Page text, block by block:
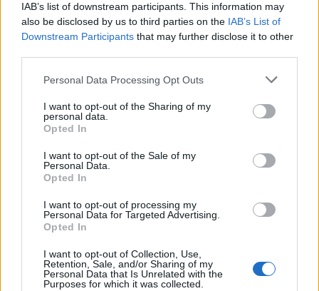
IAB’s list of downstream participants. This information may
also be disclosed by us to third parties on the IAB’s List of
Downstream Participants that may further disclose it to other
Personal Data Processing Opt Outs
I want to opt-out of the Sharing of my
personal data.
Opted In
I want to opt-out of the Sale of my
Personal Data.
Opted In
I want to opt-out of processing my
Personal Data for Targeted Advertising.
Opted In
I want to opt-out of Collection, Use,
Retention, Sale, and/or Sharing of my
Personal Data that Is Unrelated with the
Purposes for which it was collected.
ΤΕΛΕΥΤΑΙΑ ΝΕΑ
7 Αυγούστου 2026, 16:06
2,3 εκατ. ευρώ από το Υπ. Παιδείας για τη
φοιτητική στέγη στο Πανεπιστήμιο
Θεσσαλίας
7 Αυγούστου 2026, 15:39
Υπεγράφη η σύμβαση του έργου για την
Τ.Κ. Βραγκιανών, Στεφανιάδας, Καρυάς,
Ελληνικών και Δροσάτου
Ιερά Μητρόπολη: Πρόγραμμα Μητροπολίτη
κ. Τιμόθεου το διήμερο 8 & 9 Αυγούστου